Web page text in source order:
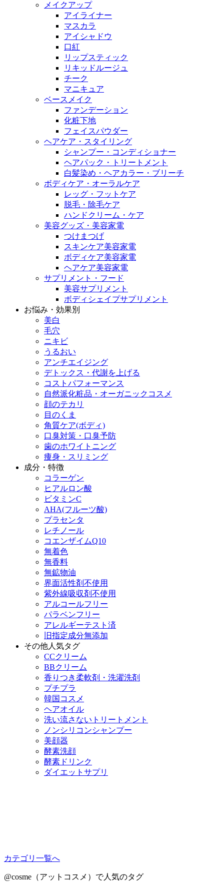
メイクアップ
アイライナー
マスカラ
アイシャドウ
口紅
リップスティック
リキッドルージュ
チーク
マニキュア
ベースメイク
ファンデーション
化粧下地
フェイスパウダー
ヘアケア・スタイリング
シャンプー・コンディショナー
ヘアパック・トリートメント
白髪染め・ヘアカラー・ブリーチ
ボディケア・オーラルケア
レッグ・フットケア
脱毛・除毛ケア
ハンドクリーム・ケア
美容グッズ・美容家電
つけまつげ
スキンケア美容家電
ボディケア美容家電
ヘアケア美容家電
サプリメント・フード
美容サプリメント
ボディシェイプサプリメント
お悩み・効果別
美白
毛穴
ニキビ
うるおい
アンチエイジング
デトックス・代謝を上げる
コストパフォーマンス
自然派化粧品・オーガニックコスメ
顔のテカリ
目のくま
角質ケア(ボディ)
口臭対策・口臭予防
歯のホワイトニング
痩身・スリミング
成分・特徴
コラーゲン
ヒアルロン酸
ビタミンC
AHA(フルーツ酸)
プラセンタ
レチノール
コエンザイムQ10
無着色
無香料
無鉱物油
界面活性剤不使用
紫外線吸収剤不使用
アルコールフリー
パラベンフリー
アレルギーテスト済
旧指定成分無添加
その他人気タグ
CCクリーム
BBクリーム
香りつき柔軟剤・洗濯洗剤
プチプラ
韓国コスメ
ヘアオイル
洗い流さないトリートメント
ノンシリコンシャンプー
美顔器
酵素洗顔
酵素ドリンク
ダイエットサプリ
カテゴリ一覧へ
@cosme（アットコスメ）で人気のタグ